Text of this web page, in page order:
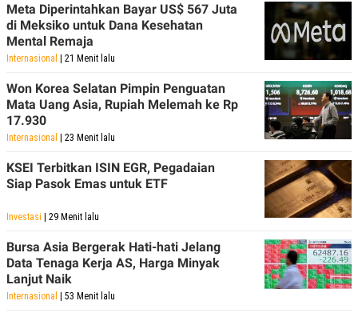
Meta Diperintahkan Bayar US$ 567 Juta
di Meksiko untuk Dana Kesehatan
Mental Remaja
Internasional | 21 Menit lalu
Won Korea Selatan Pimpin Penguatan
Mata Uang Asia, Rupiah Melemah ke Rp
17.930
Internasional | 23 Menit lalu
KSEI Terbitkan ISIN EGR, Pegadaian
Siap Pasok Emas untuk ETF
Investasi | 29 Menit lalu
Bursa Asia Bergerak Hati-hati Jelang
Data Tenaga Kerja AS, Harga Minyak
Lanjut Naik
Internasional | 53 Menit lalu